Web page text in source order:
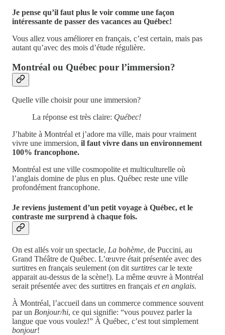
Je pense qu’il faut plus le voir comme une façon
intéressante de passer des vacances au Québec!
Vous allez vous améliorer en français, c’est certain, mais pas
autant qu’avec des mois d’étude régulière.
Montréal ou Québec pour l’immersion?
Quelle ville choisir pour une immersion?
La réponse est très claire: Québec!
J’habite à Montréal et j’adore ma ville, mais pour vraiment
vivre une immersion, il faut vivre dans un environnement
100% francophone.
Montréal est une ville cosmopolite et multiculturelle où
l’anglais domine de plus en plus. Québec reste une ville
profondément francophone.
Je reviens justement d’un petit voyage à Québec, et le
contraste me surprend à chaque fois.
On est allés voir un spectacle, La bohème, de Puccini, au
Grand Théâtre de Québec. L’œuvre était présentée avec des
surtitres en français seulement (on dit surtitres car le texte
apparait au-dessus de la scène!). La même œuvre à Montréal
serait présentée avec des surtitres en français et en anglais.
À Montréal, l’accueil dans un commerce commence souvent
par un Bonjour/hi, ce qui signifie: “vous pouvez parler la
langue que vous voulez!” À Québec, c’est tout simplement
bonjour!